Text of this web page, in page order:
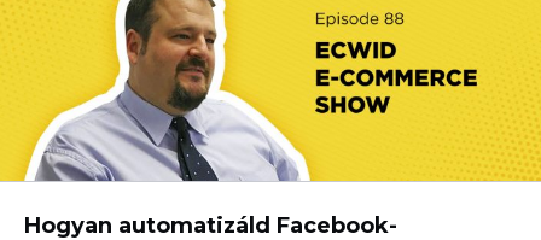
Hogyan automatizáld Facebook-